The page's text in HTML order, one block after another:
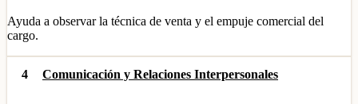
Ayuda a observar la técnica de venta y el empuje comercial del
cargo.
4 Comunicación y Relaciones Interpersonales